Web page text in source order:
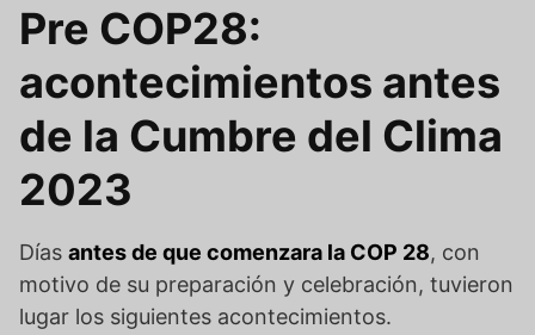
Pre COP28:
acontecimientos antes
de la Cumbre del Clima
2023
Días antes de que comenzara la COP 28, con
motivo de su preparación y celebración, tuvieron
lugar los siguientes acontecimientos.